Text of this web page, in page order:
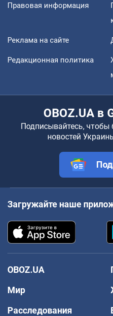
Правовая информация
Реклама на сайте
Редакционная политика
OBOZ.UA в
Подписывайтесь, чтобы
новостей
Загружайте наше
OBOZ.UA
Мир
Расследования